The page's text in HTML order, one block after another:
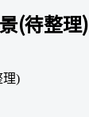
(待整理)
理)